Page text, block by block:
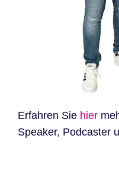
Erfahren Sie hier
Speaker, Podcaster